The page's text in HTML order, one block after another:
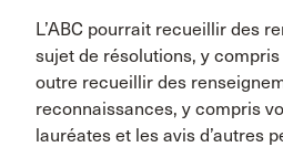
L’ABC pourrait recueillir des
sujet de résolutions, y
outre recueillir des
reconnaissances, y compris
lauréates et les avis d’autres